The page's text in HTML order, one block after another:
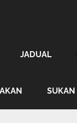
JADUAL
SUKAN